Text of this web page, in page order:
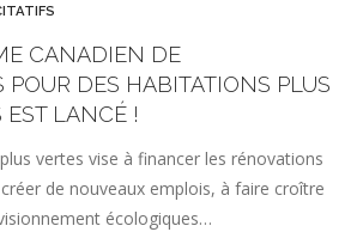
CANADIEN DE
POUR DES HABITATIONS PLUS
EST LANCÉ !
vertes vise à financer les rénovations
de nouveaux emplois, à faire croître
écologiques…